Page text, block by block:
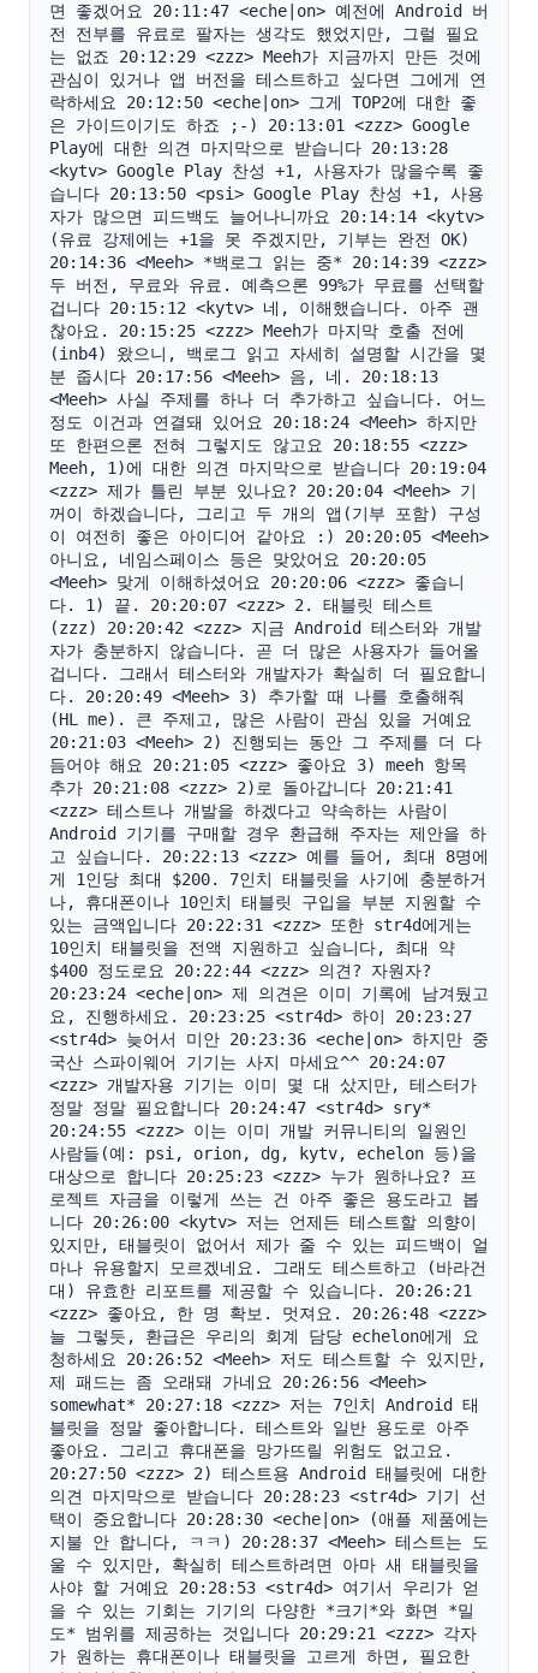
면 좋겠어요 20:11:47 <eche|on> 예전에 Android 버
전 전부를 유료로 팔자는 생각도 했었지만, 그럴 필요
는 없죠 20:12:29 <zzz> Meeh가 지금까지 만든 것에
관심이 있거나 앱 버전을 테스트하고 싶다면 그에게 연
락하세요 20:12:50 <eche|on> 그게 TOP2에 대한 좋
은 가이드이기도 하죠 ;-) 20:13:01 <zzz> Google
Play에 대한 의견 마지막으로 받습니다 20:13:28
<kytv> Google Play 찬성 +1, 사용자가 많을수록 좋
습니다 20:13:50 <psi> Google Play 찬성 +1, 사용
자가 많으면 피드백도 늘어나니까요 20:14:14 <kytv>
(유료 강제에는 +1을 못 주겠지만, 기부는 완전 OK)
20:14:36 <Meeh> *백로그 읽는 중* 20:14:39 <zzz>
두 버전, 무료와 유료. 예측으론 99%가 무료를 선택할
겁니다 20:15:12 <kytv> 네, 이해했습니다. 아주 괜
찮아요. 20:15:25 <zzz> Meeh가 마지막 호출 전에
(inb4) 왔으니, 백로그 읽고 자세히 설명할 시간을 몇
분 줍시다 20:17:56 <Meeh> 음, 네. 20:18:13
<Meeh> 사실 주제를 하나 더 추가하고 싶습니다. 어느
정도 이건과 연결돼 있어요 20:18:24 <Meeh> 하지만
또 한편으론 전혀 그렇지도 않고요 20:18:55 <zzz>
Meeh, 1)에 대한 의견 마지막으로 받습니다 20:19:04
<zzz> 제가 틀린 부분 있나요? 20:20:04 <Meeh> 기
꺼이 하겠습니다, 그리고 두 개의 앱(기부 포함) 구성
이 여전히 좋은 아이디어 같아요 :) 20:20:05 <Meeh>
아니요, 네임스페이스 등은 맞았어요 20:20:05
<Meeh> 맞게 이해하셨어요 20:20:06 <zzz> 좋습니
다. 1) 끝. 20:20:07 <zzz> 2. 태블릿 테스트
(zzz) 20:20:42 <zzz> 지금 Android 테스터와 개발
자가 충분하지 않습니다. 곧 더 많은 사용자가 들어올
겁니다. 그래서 테스터와 개발자가 확실히 더 필요합니
다. 20:20:49 <Meeh> 3) 추가할 때 나를 호출해줘
(HL me). 큰 주제고, 많은 사람이 관심 있을 거예요
20:21:03 <Meeh> 2) 진행되는 동안 그 주제를 더 다
듬어야 해요 20:21:05 <zzz> 좋아요 3) meeh 항목
추가 20:21:08 <zzz> 2)로 돌아갑니다 20:21:41
<zzz> 테스트나 개발을 하겠다고 약속하는 사람이
Android 기기를 구매할 경우 환급해 주자는 제안을 하
고 싶습니다. 20:22:13 <zzz> 예를 들어, 최대 8명에
게 1인당 최대 $200. 7인치 태블릿을 사기에 충분하거
나, 휴대폰이나 10인치 태블릿 구입을 부분 지원할 수
있는 금액입니다 20:22:31 <zzz> 또한 str4d에게는
10인치 태블릿을 전액 지원하고 싶습니다, 최대 약
$400 정도로요 20:22:44 <zzz> 의견? 자원자?
20:23:24 <eche|on> 제 의견은 이미 기록에 남겨뒀고
요, 진행하세요. 20:23:25 <str4d> 하이 20:23:27
<str4d> 늦어서 미안 20:23:36 <eche|on> 하지만 중
국산 스파이웨어 기기는 사지 마세요^^ 20:24:07
<zzz> 개발자용 기기는 이미 몇 대 샀지만, 테스터가
정말 정말 필요합니다 20:24:47 <str4d> sry*
20:24:55 <zzz> 이는 이미 개발 커뮤니티의 일원인
사람들(예: psi, orion, dg, kytv, echelon 등)을
대상으로 합니다 20:25:23 <zzz> 누가 원하나요? 프
로젝트 자금을 이렇게 쓰는 건 아주 좋은 용도라고 봅
니다 20:26:00 <kytv> 저는 언제든 테스트할 의향이
있지만, 태블릿이 없어서 제가 줄 수 있는 피드백이 얼
마나 유용할지 모르겠네요. 그래도 테스트하고 (바라건
대) 유효한 리포트를 제공할 수 있습니다. 20:26:21
<zzz> 좋아요, 한 명 확보. 멋져요. 20:26:48 <zzz>
늘 그렇듯, 환급은 우리의 회계 담당 echelon에게 요
청하세요 20:26:52 <Meeh> 저도 테스트할 수 있지만,
제 패드는 좀 오래돼 가네요 20:26:56 <Meeh>
somewhat* 20:27:18 <zzz> 저는 7인치 Android 태
블릿을 정말 좋아합니다. 테스트와 일반 용도로 아주
좋아요. 그리고 휴대폰을 망가뜨릴 위험도 없고요.
20:27:50 <zzz> 2) 테스트용 Android 태블릿에 대한
의견 마지막으로 받습니다 20:28:23 <str4d> 기기 선
택이 중요합니다 20:28:30 <eche|on> (애플 제품에는
지불 안 합니다, ㅋㅋ) 20:28:37 <Meeh> 테스트는 도
울 수 있지만, 확실히 테스트하려면 아마 새 태블릿을
사야 할 거예요 20:28:53 <str4d> 여기서 우리가 얻
을 수 있는 기회는 기기의 다양한 *크기*와 화면 *밀
도* 범위를 제공하는 것입니다 20:29:21 <zzz> 각자
가 원하는 휴대폰이나 태블릿을 고르게 하면, 필요한